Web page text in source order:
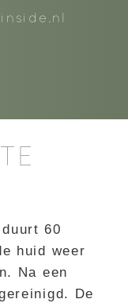
60
huid weer
Na een
De